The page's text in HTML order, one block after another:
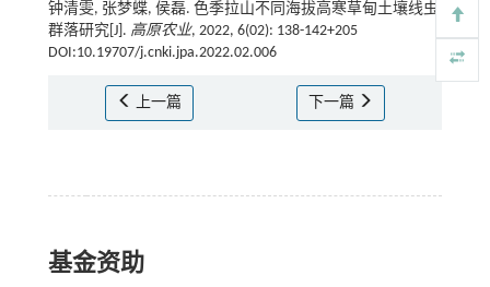
钟清雯, 张梦蝶, 侯磊. 色季拉山不同海拔高寒草甸土壤线虫
群落研究[J]. 高原农业, 2022, 6(02): 138-142+205
DOI:10.19707/j.cnki.jpa.2022.02.006
上一篇 下一篇
基金资助